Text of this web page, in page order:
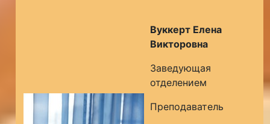
Вуккерт Елена
Викторовна
Заведующая
отделением
Преподаватель